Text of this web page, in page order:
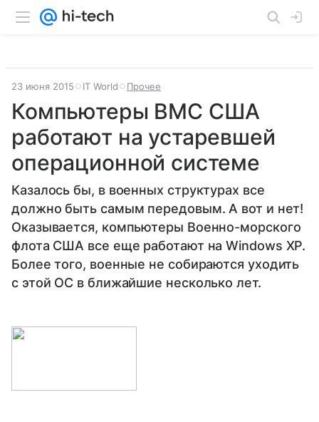
23 июня 2015 IT World Прочее
Компьютеры ВМС США
работают на устаревшей
операционной системе
Казалось бы, в военных структурах все
должно быть самым передовым. А вот и нет!
Оказывается, компьютеры Военно-морского
флота США все еще работают на Windows XP.
Более того, военные не собираются уходить
с этой ОС в ближайшие несколько лет.